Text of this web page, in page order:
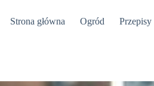
Strona główna Ogród Przepisy